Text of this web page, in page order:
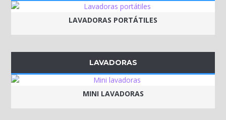
LAVADORAS PORTÁTILES
LAVADORAS
MINI LAVADORAS